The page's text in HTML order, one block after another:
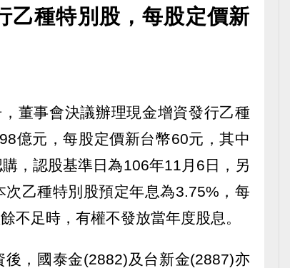
乙種特別股，每股定價新
董事會決議辦理現金增資發行乙種
億元，每股定價新台幣60元，其中
，認股基準日為106年11月6日，另
乙種特別股預定年息為3.75%，每
不足時，有權不發放當年度股息。
，國泰金(2882)及台新金(2887)亦